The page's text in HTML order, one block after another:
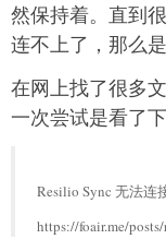
然保持着。直到
连不上了，那么
在网上找了很多
一次尝试是看了
Resilio Sync 无法连
https://foair.me/